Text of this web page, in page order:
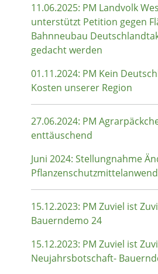
11.06.2025: PM Landvolk
unterstützt Petition gegen
Bahnneubau
gedacht werden
01.11.2024: PM Kein
Kosten unserer Region
27.06.2024: PM
enttäuschend
Juni 2024: Stellungnahme
15.12.2023: PM Zuviel ist
Bauerndemo 24
15.12.2023: PM Zuviel ist
Neujahrsbotschaft-